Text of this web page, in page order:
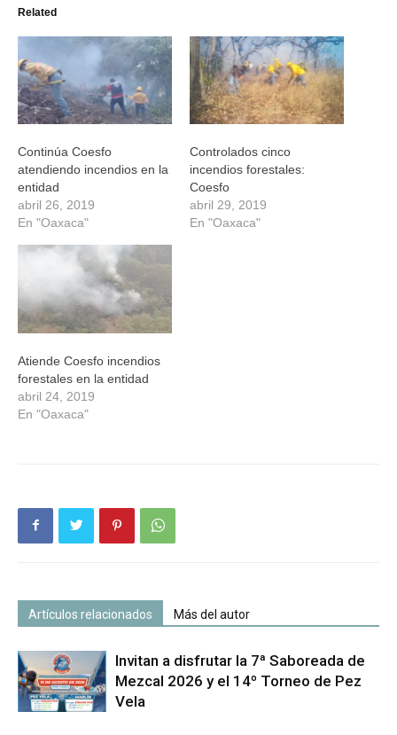
abre
una
ventana
una
ventana
nueva)
una
ventana
nueva)
una
ventana
nueva)
Related
Continúa Coesfo
atendiendo incendios en la
entidad
abril 26, 2019
En "Oaxaca"
Controlados cinco
incendios forestales:
Coesfo
abril 29, 2019
En "Oaxaca"
Atiende Coesfo incendios
forestales en la entidad
abril 24, 2019
En "Oaxaca"
Artículos relacionados Más del autor
Invitan a disfrutar la 7ª Saboreada de
Mezcal 2026 y el 14º Torneo de Pez
Vela